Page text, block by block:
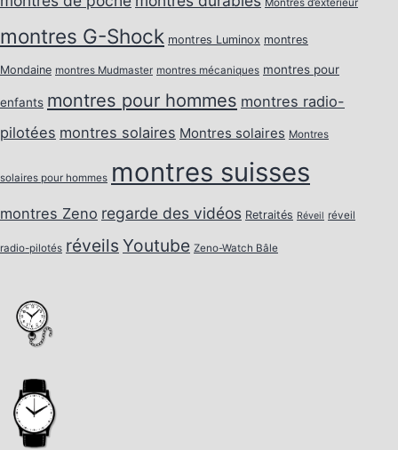
montres G-Shock montres Luminox montres
Mondaine montres Mudmaster montres mécaniques montres pour
enfants montres pour hommes montres radio-
pilotées montres solaires Montres solaires Montres
solaires pour hommes montres suisses
montres Zeno regarde des vidéos Retraités Réveil réveil
radio-pilotés réveils Youtube Zeno-Watch Bâle